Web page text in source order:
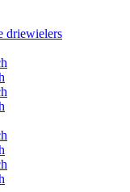
driewielers